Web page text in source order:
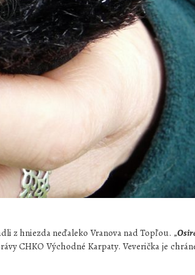
z hniezda neďaleko Vranova nad Topľou. „
CHKO Východné Karpaty. Veverička je